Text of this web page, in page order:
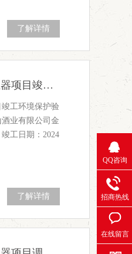
了解详情
山东金彩山酒业有限公司备用蒸汽发生器项目竣工日期公示（老厂）
工环境保护验
业有限公司金
工日期：2024
了解详情
QQ咨询
招商热线
在线留言